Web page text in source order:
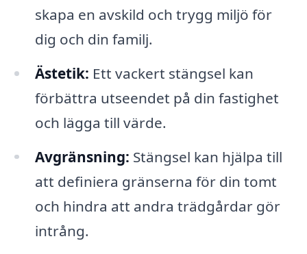
skapa en avskild och trygg miljö för
dig och din familj.
Ästetik: Ett vackert stängsel kan
förbättra utseendet på din fastighet
och lägga till värde.
Avgränsning: Stängsel kan hjälpa till
att definiera gränserna för din tomt
och hindra att andra trädgårdar gör
intrång.